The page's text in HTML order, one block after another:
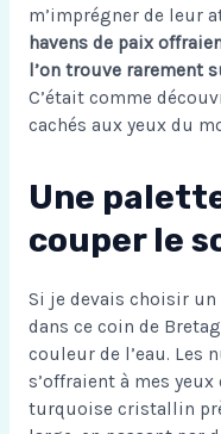
m’imprégner de leur
havens de paix
l’on trouve rarement
C’était comme
cachés aux yeux du
Une
couper le
Si je devais choisir
dans ce coin de
couleur de l’eau. Les
s’offraient à mes
turquoise cristallin